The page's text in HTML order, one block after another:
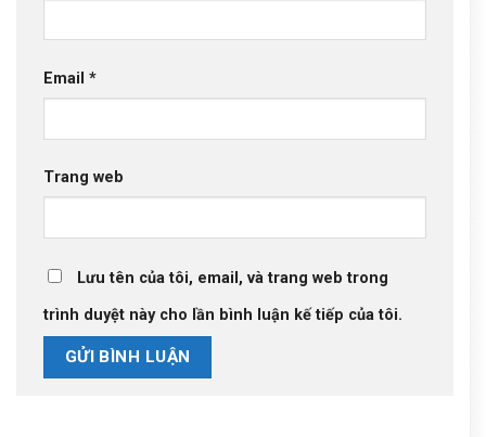
Email *
Trang web
Lưu tên của tôi, email, và trang web trong
trình duyệt này cho lần bình luận kế tiếp của tôi.